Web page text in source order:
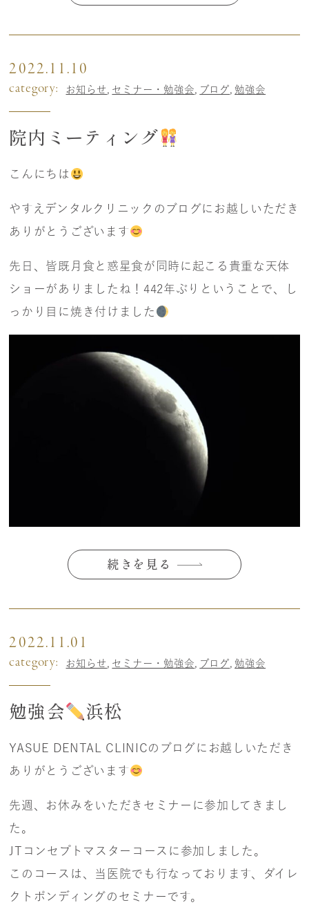
2022.11.10
category: お知らせ セミナー・勉強会 ブログ 勉強会
院内ミーティング
こんにちは
やすえデンタルクリニックのブログにお越しいただき
ありがとうございます
先日、皆既月食と惑星食が同時に起こる貴重な天体
ショーがありましたね！442年ぶりということで、し
っかり目に焼き付けました
続きを見る
2022.11.01
category: お知らせ セミナー・勉強会 ブログ 勉強会
勉強会 浜松
YASUE DENTAL CLINICのブログにお越しいただき
ありがとうございます
先週、お休みをいただきセミナーに参加してきまし
た。
JTコンセプトマスターコースに参加しました。
このコースは、当医院でも行なっております、ダイレ
クトボンディングのセミナーです。